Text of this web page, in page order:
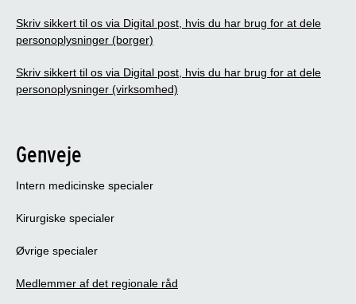
Skriv sikkert til os via Digital post, hvis du har brug for at dele
personoplysninger (borger)
Skriv sikkert til os via Digital post, hvis du har brug for at dele
personoplysninger (virksomhed)
Genveje
Intern medicinske specialer
Kirurgiske specialer
Øvrige specialer
Medlemmer af det regionale råd